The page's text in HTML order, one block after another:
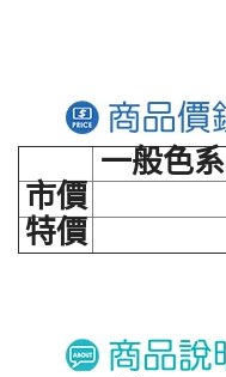
一般色系
市價
特價